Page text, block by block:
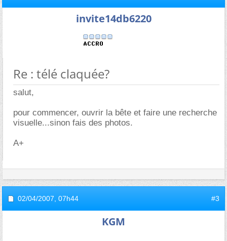
invite14db6220
Re : télé claquée?
salut,
pour commencer, ouvrir la bête et faire une recherche
visuelle...sinon fais des photos.
A+
02/04/2007, 07h44 #3
KGM